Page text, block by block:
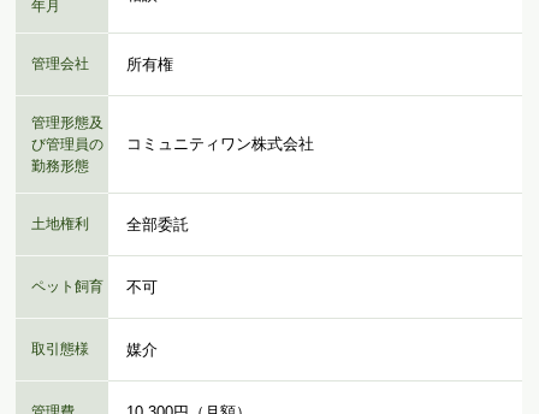
年月
管理会社 所有権
管理形態及
び管理員の
勤務形態
コミュニティワン株式会社
土地権利 全部委託
ペット飼育 不可
取引態様 媒介